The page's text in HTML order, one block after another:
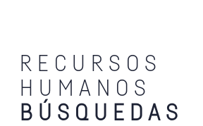
RECURSOS
HUMANOS
BÚSQUEDAS